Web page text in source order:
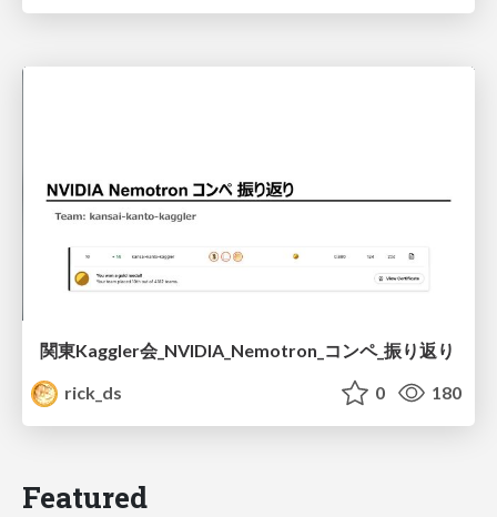
関東Kaggler会_NVIDIA_Nemotron_コンペ_振り返り
rick_ds
0 180
Featured